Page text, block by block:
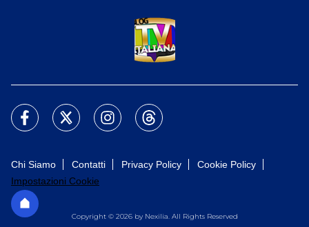
Chi Siamo Contatti Privacy Policy
Cookie Policy
Impostazioni Cookie
Copyright © 2026 by Nexilia. All Rights Reserved